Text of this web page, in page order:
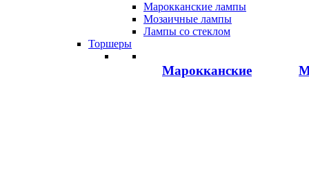
Марокканские лампы
Мозаичные лампы
Лампы со стеклом
Торшеры
Марокканские